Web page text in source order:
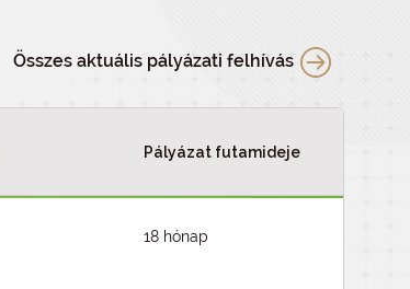
Összes aktuális pályázati felhívás
Pályázat futamideje
18 hónap